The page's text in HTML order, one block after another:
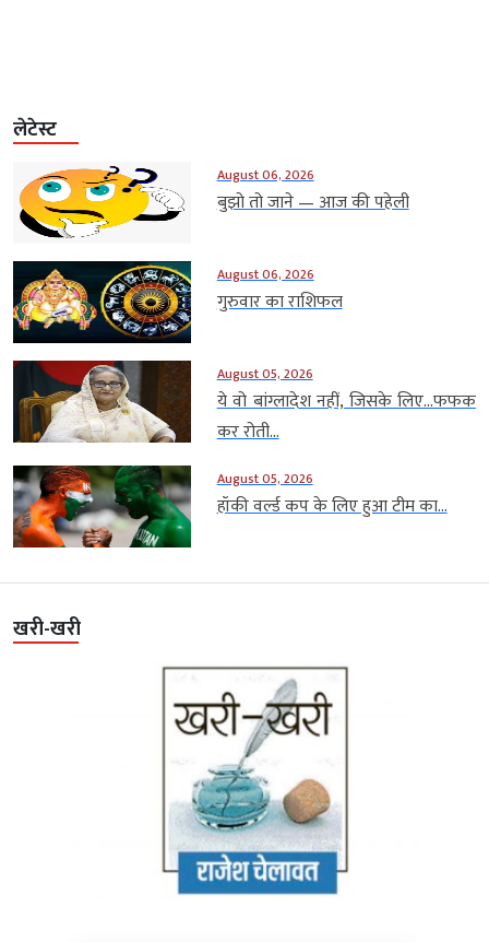
लेटेस्ट
August 06, 2026
बुझो तो जाने — आज की पहेली
August 06, 2026
गुरुवार का राशिफल
August 05, 2026
ये वो बांग्लादेश नहीं, जिसके लिए…फफक
कर रोती...
August 05, 2026
हॉकी वर्ल्ड कप के लिए हुआ टीम का...
खरी-खरी